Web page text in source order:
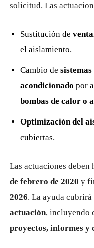
solicitud. Las
Sustitución de
el aislamiento.
Cambio de
acondicionado por
bombas de calor o
Optimización del
cubiertas.
Las actuaciones deben
de febrero de 2020 y
2026. La ayuda
actuación, incluyendo
proyectos, informes y